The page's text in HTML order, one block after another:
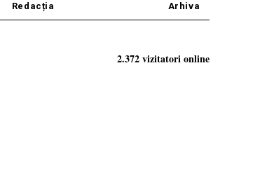
Redacția Arhiva
2.372 vizitatori online